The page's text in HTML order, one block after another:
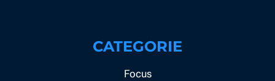
CATEGORIE
Focus